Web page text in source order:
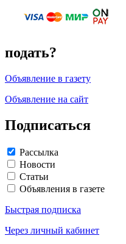
подать?
Объявление в газету
Объявление на сайт
Подписаться
Рассылка
Новости
Статьи
Объявления в газете
Быстрая подписка
Через личный кабинет